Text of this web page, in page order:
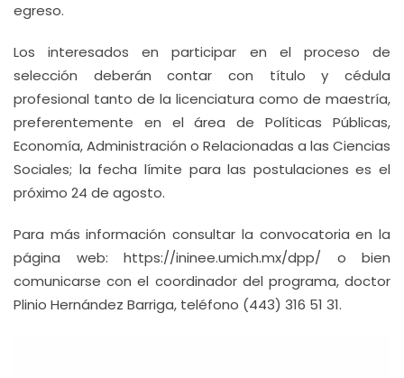
egreso.
Los interesados en participar en el proceso de
selección deberán contar con título y cédula
profesional tanto de la licenciatura como de maestría,
preferentemente en el área de Políticas Públicas,
Economía, Administración o Relacionadas a las Ciencias
Sociales; la fecha límite para las postulaciones es el
próximo 24 de agosto.
Para más información consultar la convocatoria en la
página web: https://ininee.umich.mx/dpp/ o bien
comunicarse con el coordinador del programa, doctor
Plinio Hernández Barriga, teléfono (443) 316 51 31.